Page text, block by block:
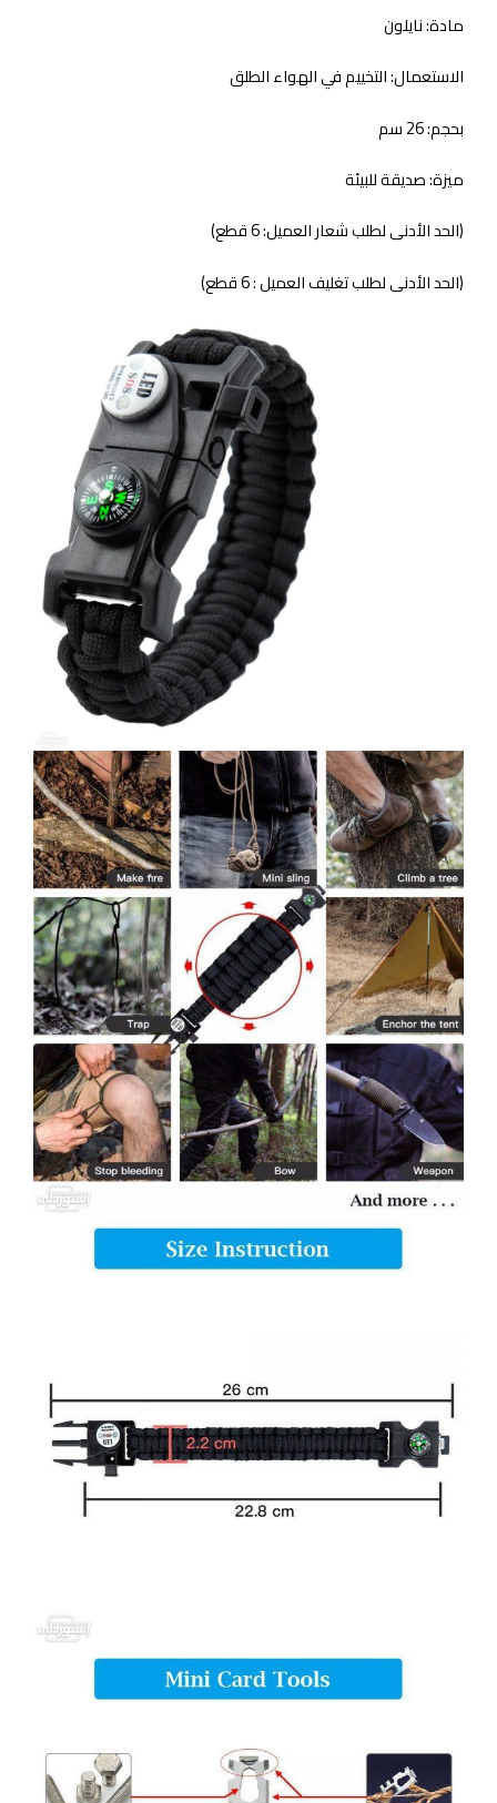
مادة: نايلون
الاستعمال: التخييم في الهواء الطلق
بحجم: 26 سم
ميزة: صديقة للبيئة
(الحد الأدنى لطلب شعار العميل: 6 قطع)
(الحد الأدنى لطلب تغليف العميل : 6 قطع)